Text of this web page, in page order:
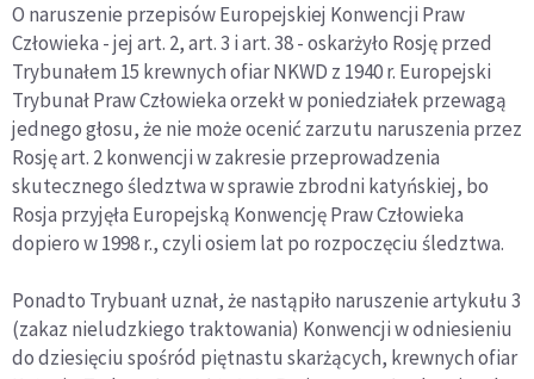
O naruszenie przepisów Europejskiej Konwencji Praw
Człowieka - jej art. 2, art. 3 i art. 38 - oskarżyło Rosję przed
Trybunałem 15 krewnych ofiar NKWD z 1940 r. Europejski
Trybunał Praw Człowieka orzekł w poniedziałek przewagą
jednego głosu, że nie może ocenić zarzutu naruszenia przez
Rosję art. 2 konwencji w zakresie przeprowadzenia
skutecznego śledztwa w sprawie zbrodni katyńskiej, bo
Rosja przyjęła Europejską Konwencję Praw Człowieka
dopiero w 1998 r., czyli osiem lat po rozpoczęciu śledztwa.
Ponadto Trybuanł uznał, że nastąpiło naruszenie artykułu 3
(zakaz nieludzkiego traktowania) Konwencji w odniesieniu
do dziesięciu spośród piętnastu skarżących, krewnych ofiar